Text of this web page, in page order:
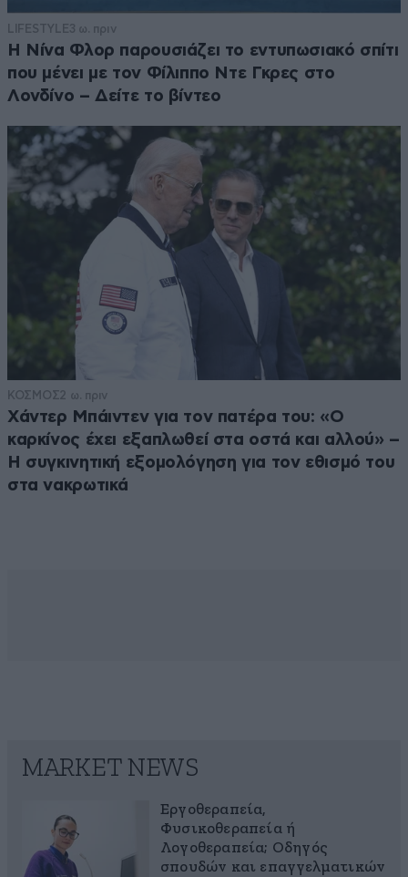
LIFESTYLE3 ω. πριν
Η Νίνα Φλορ παρουσιάζει το εντυπωσιακό σπίτι
που μένει με τον Φίλιππο Ντε Γκρες στο
Λονδίνο – Δείτε το βίντεο
ΚΟΣΜΟΣ2 ω. πριν
Χάντερ Μπάιντεν για τον πατέρα του: «Ο
καρκίνος έχει εξαπλωθεί στα οστά και αλλού» –
Η συγκινητική εξομολόγηση για τον εθισμό του
στα νακρωτικά
MARKET NEWS
Εργοθεραπεία,
Φυσικοθεραπεία ή
Λογοθεραπεία; Οδηγός
σπουδών και επαγγελματικών